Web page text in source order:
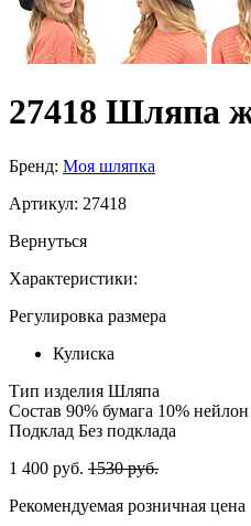
27418 Шляпа
Бренд: Моя шляпка
Артикул: 27418
Вернуться
Характеристики:
Регулировка размера
Кулиска
Тип изделия Шляпа
Состав 90% бумага 10% нейлон
Подклад Без подклада
1 400 руб. 1530 руб.
Рекомендуемая розничная цена